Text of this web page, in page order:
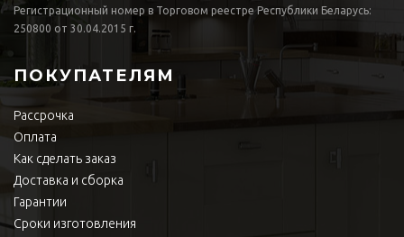
Регистрационный номер в Торговом реестре Республики Беларусь:
250800 от 30.04.2015 г.
ПОКУПАТЕЛЯМ
Рассрочка
Оплата
Как сделать заказ
Доставка и сборка
Гарантии
Сроки изготовления